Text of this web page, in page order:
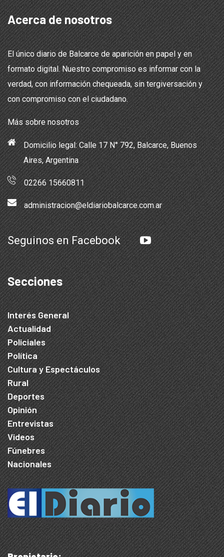
Acerca de nosotros
El único diario de Balcarce de aparición en papel y en
formato digital. Nuestro compromiso es informar con la
verdad, con información chequeada, sin tergiversación y
con compromiso con el ciudadano.
Más sobre nosotros
Domicilio legal: Calle 17 N° 792, Balcarce, Buenos
Aires, Argentina
02266 15660811
administracion@eldiariobalcarce.com.ar
Seguinos en Facebook
Secciones
Interés General
Actualidad
Policiales
Política
Cultura y Espectáculos
Rural
Deportes
Opinión
Entrevistas
Videos
Fúnebres
Nacionales